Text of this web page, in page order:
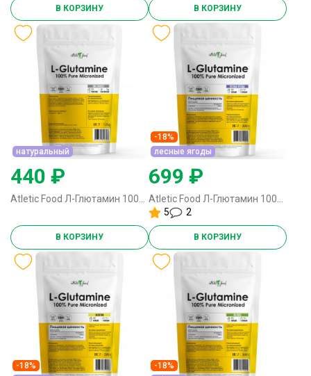
В КОРЗИНУ В КОРЗИНУ
натуральный
440 ₽
В КОРЗИНУ
-18%
лесные ягоды
699 ₽
5
2
В КОРЗИНУ
-18%
-18%